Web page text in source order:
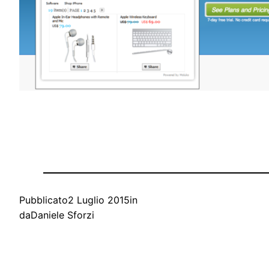
Pubblicato2 Luglio 2015in
daDaniele Sforzi